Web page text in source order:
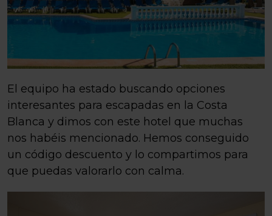
El equipo ha estado buscando opciones
interesantes para escapadas en la Costa
Blanca y dimos con este hotel que muchas
nos habéis mencionado. Hemos conseguido
un código descuento y lo compartimos para
que puedas valorarlo con calma.